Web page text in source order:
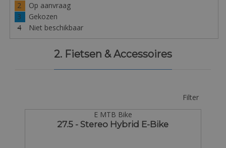
2
Op aanvraag
3
Gekozen
4
Niet beschikbaar
2. Fietsen & Accessoires
Filter
E MTB Bike
27.5 - Stereo Hybrid E-Bike